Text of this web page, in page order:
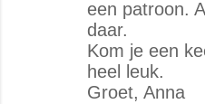
een patroon.
daar.
Kom je een
heel leuk.
Groet, Anna